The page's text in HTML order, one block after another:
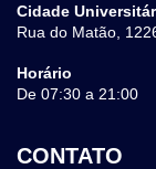
Cidade
Rua do Matão,
Horário
De 07:30 a 21:00
CONTATO